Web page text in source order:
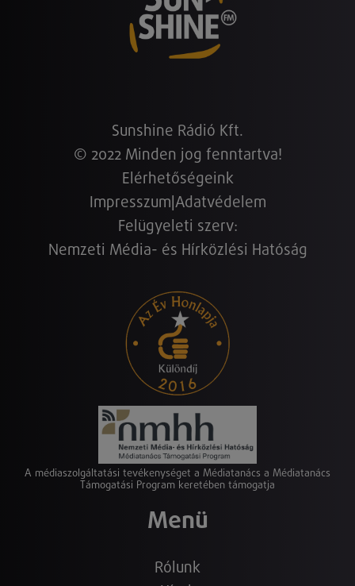
Sunshine Rádió Kft.
© 2022 Minden jog fenntartva!
Elérhetőségeink
Impresszum Adatvédelem
Felügyeleti szerv:
Nemzeti Média- és Hírközlési Hatóság
A médiaszolgáltatási tevékenységet a Médiatanács a Médiatanács
Támogatási Program keretében támogatja
Menü
Rólunk